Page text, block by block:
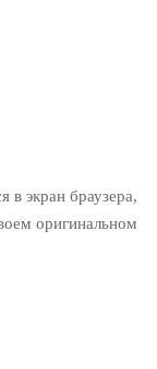
в экран браузера,
оригинальном